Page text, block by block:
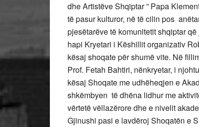
dhe Artistëve Shqiptar ” Papa
të pasur kulturor, në të cilin pos
pjesëtarëve të komunitetit shqiptar
hapi Kryetari i Këshillit organizativ
kësaj shoqate për shumë vite. Në
Prof. Fetah Bahtiri, nënkryetar, i
kësaj Shoqate me udhëheqjen e
shkëmbyen të dhëna lidhur me
vërtetë vëllazërore dhe e nivelit
Gjinushi pasi e lavdëroj Shoqatën e